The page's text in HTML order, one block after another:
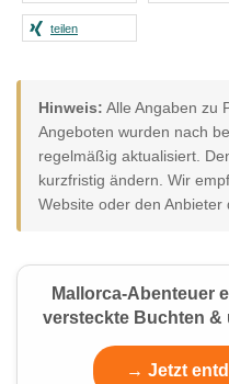
teilen
Hinweis: Alle Angaben zu
Angeboten wurden nach
regelmäßig aktualisiert.
kurzfristig ändern. Wir
Website oder den Anbieter
Mallorca-Abenteuer
versteckte Buchten
→ Jetzt